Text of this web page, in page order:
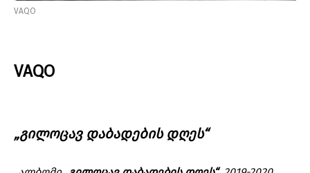
VAQO
VAQO
„გილოცავ დაბადების დღეს“